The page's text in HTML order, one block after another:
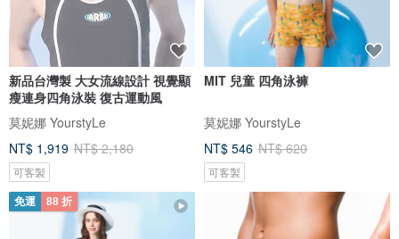
新品台灣製 大女流線設計 視覺顯
瘦連身四角泳裝 復古運動風
莫妮娜 YourstyLe
NT$ 1,919 NT$ 2,180
可客製
MIT 兒童 四角泳褲
莫妮娜 YourstyLe
NT$ 546 NT$ 620
可客製
免運 88 折